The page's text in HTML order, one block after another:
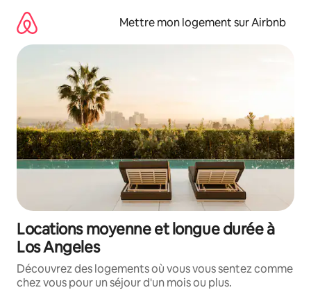
directement
contenu
Mettre mon logement sur Airbnb
Locations moyenne et longue durée à
Los Angeles
Découvrez des logements où vous vous sentez comme
chez vous pour un séjour d'un mois ou plus.